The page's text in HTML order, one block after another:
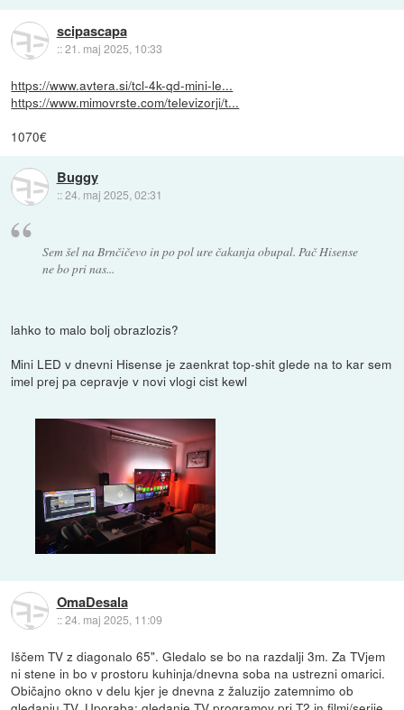
scipascapa
::21. maj 2025, 10:33
https://www.avtera.si/tcl-4k-qd-mini-le...
https://www.mimovrste.com/televizorji/t...
1070€
Buggy
::24. maj 2025, 02:31
Sem šel na Brnčičevo in po pol ure čakanja obupal. Pač Hisense
ne bo pri nas...
lahko to malo bolj obrazlozis?
Mini LED v dnevni Hisense je zaenkrat top-shit glede na to kar sem
imel prej pa cepravje v novi vlogi cist kewl
OmaDesala
::24. maj 2025, 11:09
Iščem TV z diagonalo 65". Gledalo se bo na razdalji 3m. Za TVjem
ni stene in bo v prostoru kuhinja/dnevna soba na ustrezni omarici.
Običajno okno v delu kjer je dnevna z žaluzijo zatemnimo ob